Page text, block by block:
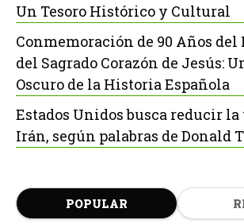
Un Tesoro Histórico y Cultural
Conmemoración de 90 Años
del Sagrado Corazón de Jesús:
Oscuro de la Historia Española
Estados Unidos busca reducir
Irán, según palabras de Donald
POPULAR